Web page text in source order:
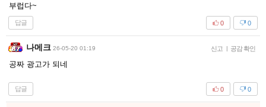
부럽다~
답글 0
0
나메크 26-05-20 01:19 신고 | 공감 확인
공짜 광고가 되네
답글 0
0